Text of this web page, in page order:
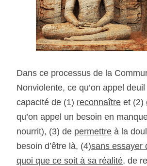
Dans ce processus de la
Nonviolente, ce qu’on appel
capacité de (1) reconnaître et (2)
qu’on appel un besoin en
nourrit), (3) de permettre à la
besoin d’être là, (4)sans essayer
quoi que ce soit à sa réalité, de